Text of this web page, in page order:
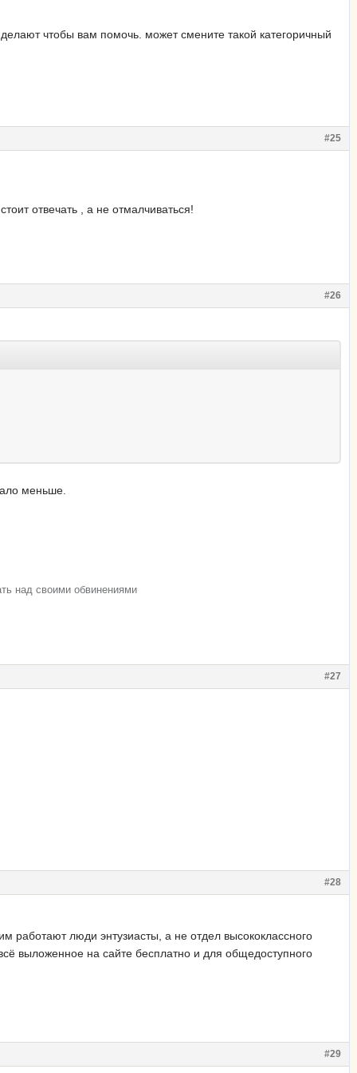
чтобы вам помочь. может смените такой категоричный
#25
отвечать , а не отмалчиваться!
#26
меньше.
над своими обвинениями
#27
#28
работают люди энтузиасты, а не отдел высококлассного
выложенное на сайте бесплатно и для общедоступного
#29